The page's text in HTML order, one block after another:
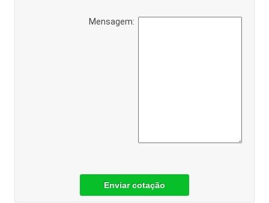
Mensagem:
Enviar cotação